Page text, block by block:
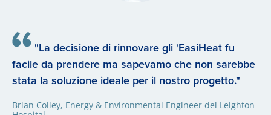
"La decisione di rinnovare gli 'EasiHeat fu
facile da prendere ma sapevamo che non sarebbe
stata la soluzione ideale per il nostro progetto."
Brian Colley, Energy & Environmental Engineer del Leighton